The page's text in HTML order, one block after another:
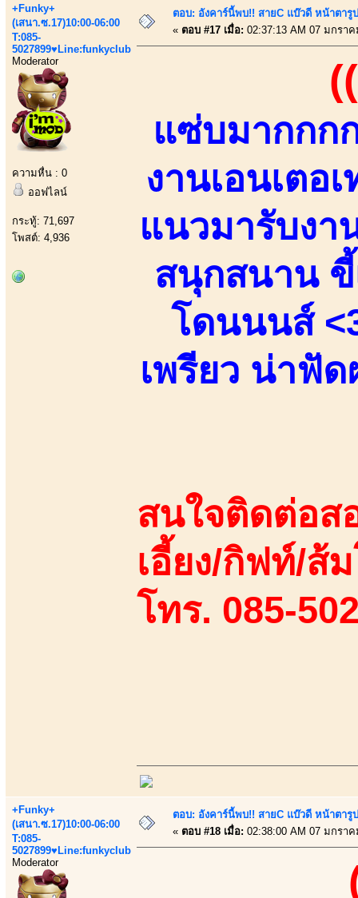
+Funky+
(เสนา.ซ.17)10:00-06:00
T:085-
5027899♥Line:funkyclub
Moderator
ความหื่น : 0
ออฟไลน์
กระทู้: 71,697
โพสต์: 4,936
ตอบ: อังคาร์นี้พบ!! สายC แบ๊วดี หน้าตารู
« ตอบ #17 เมื่อ: 02:37:13 AM 07 มกรา
แซ่บมากกก
งานเอนเตอ
แนวมารับงา
สนุกสนาน ขี้
โดนนนส์
เพรียว น่าฟัด
สนใจติดต่อส
เอี้ยง/กิฟท์/ส้
โทร. 085-
+Funky+
(เสนา.ซ.17)10:00-06:00
T:085-
5027899♥Line:funkyclub
Moderator
ตอบ: อังคาร์นี้พบ!! สายC แบ๊วดี หน้าตารู
« ตอบ #18 เมื่อ: 02:38:00 AM 07 มกรา